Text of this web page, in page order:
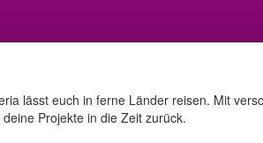
lässt euch in ferne Länder reisen. Mit
Projekte in die Zeit zurück.